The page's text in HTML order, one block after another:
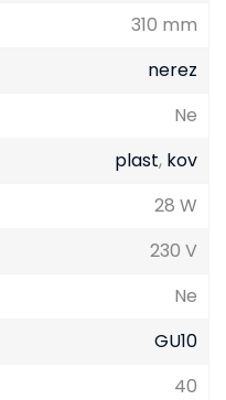
310 mm
nerez
Ne
plast, kov
28 W
230 V
Ne
GU10
40